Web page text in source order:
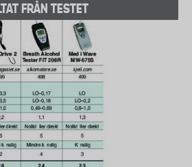
testadesvid
i utandningsluften
i blodet på 0,1, 0,2, 0,3
alkomätare har testats tio
med återhämtningstid mellan
känsliga mätarna är för
testerna med både
FRÅN TESTET